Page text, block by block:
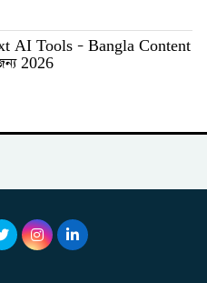
AI Tools – Bangla Content
2026